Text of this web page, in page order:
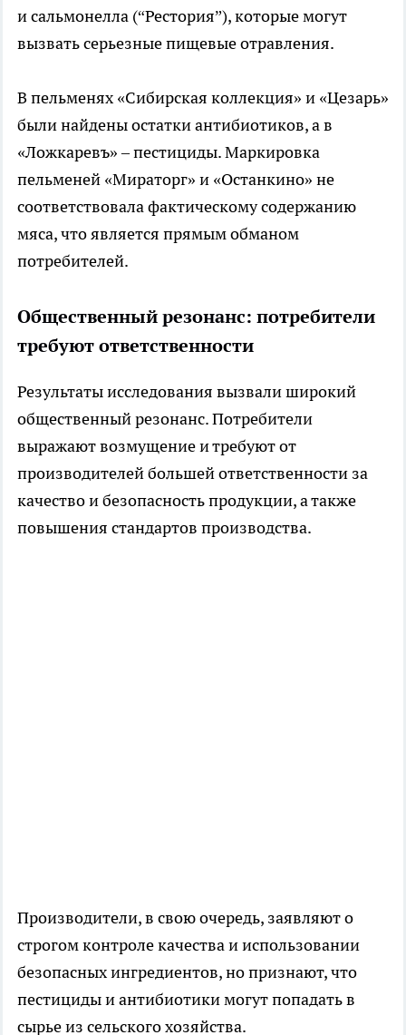
и сальмонелла (“Рестория”), которые могут
вызвать серьезные пищевые отравления.
В пельменях «Сибирская коллекция» и «Цезарь»
были найдены остатки антибиотиков, а в
«Ложкаревъ» – пестициды. Маркировка
пельменей «Мираторг» и «Останкино» не
соответствовала фактическому содержанию
мяса, что является прямым обманом
потребителей.
Общественный резонанс: потребители
требуют ответственности
Результаты исследования вызвали широкий
общественный резонанс. Потребители
выражают возмущение и требуют от
производителей большей ответственности за
качество и безопасность продукции, а также
повышения стандартов производства.
Производители, в свою очередь, заявляют о
строгом контроле качества и использовании
безопасных ингредиентов, но признают, что
пестициды и антибиотики могут попадать в
сырье из сельского хозяйства.